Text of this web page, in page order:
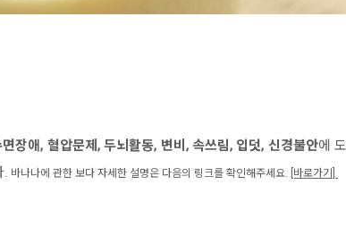
장애, 혈압문제, 두뇌활동, 변비, 속쓰림, 입덧, 신경불안에
. 바나나에 관한 보다 자세한 설명은 다음의 링크를 확인해주세요. [바로가기]